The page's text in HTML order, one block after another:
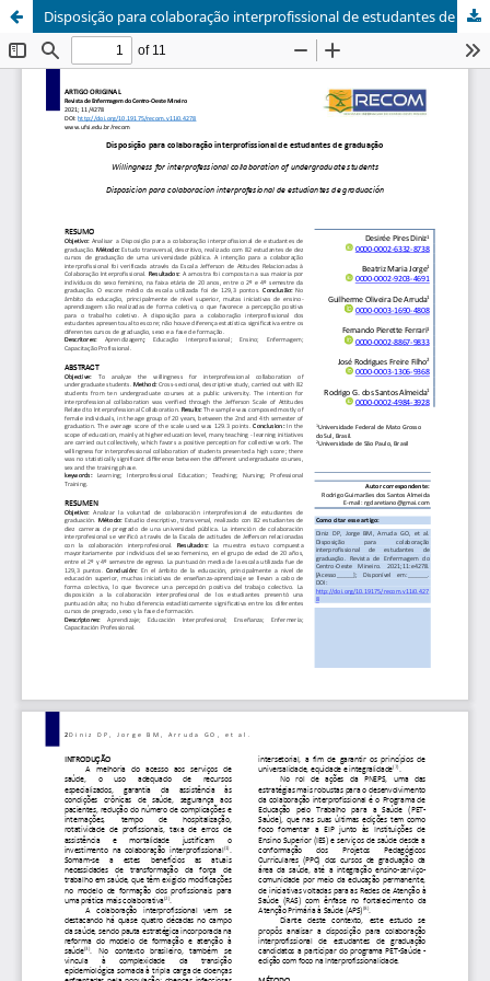
Disposição para colaboração interprofissional de estudantes de graduação